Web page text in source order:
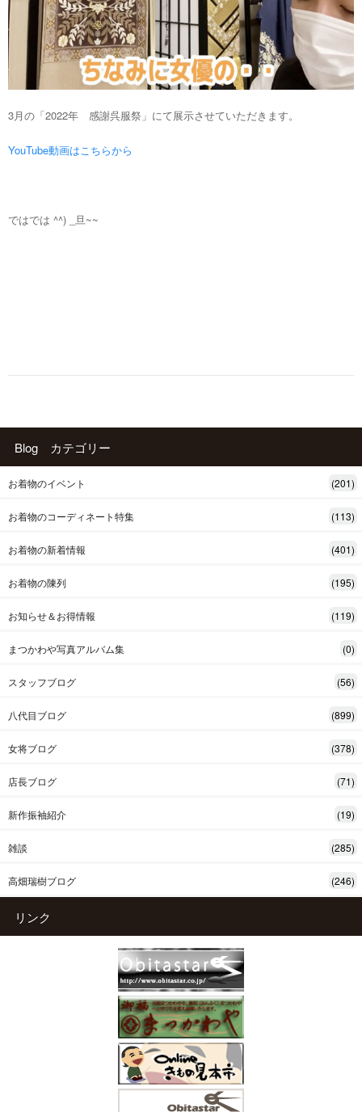
3月の「2022年 感謝呉服祭」にて展示させていただきます。
YouTube動画はこちらから
ではでは ^^) _旦~~
Blog カテゴリー
お着物のイベント (201)
お着物のコーディネート特集 (113)
お着物の新着情報 (401)
お着物の陳列 (195)
お知らせ＆お得情報 (119)
まつかわや写真アルバム集 (0)
スタッフブログ (56)
八代目ブログ (899)
女将ブログ (378)
店長ブログ (71)
新作振袖紹介 (19)
雑談 (285)
高畑瑞樹ブログ (246)
リンク